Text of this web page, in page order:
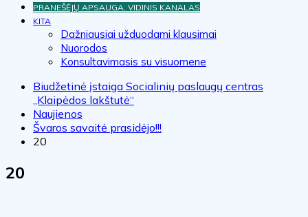
PRANEŠĖJŲ APSAUGA. VIDINIS KANALAS
KITA
Dažniausiai užduodami klausimai
Nuorodos
Konsultavimasis su visuomene
Biudžetinė įstaiga Socialinių paslaugų centras
„Klaipėdos lakštutė“
Naujienos
Švaros savaitė prasidėjo!!!
20
20